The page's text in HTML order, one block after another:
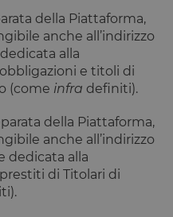
della Piattaforma,
anche all’indirizzo
alla
e titoli di
(come infra definiti).
della Piattaforma,
anche all’indirizzo
dedicata alla
di Titolari di